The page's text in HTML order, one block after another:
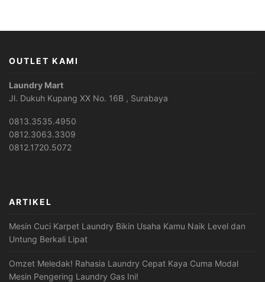
OUTLET KAMI
Laundry Mart
Jl. Dukuh Kupang XX No. 16B , Surabaya
0813.3535.4950
0812.3063.3309
0812.1720.5072
ARTIKEL
Mesin Cuci Karpet Laundry Bikin Usaha Kamu Naik Level dan
Untung Berkali Lipat
Omzet Meledak! Rahasia Laundry Cepat Kaya Cuma Modal
Mesin Pengering Laundry Gas Ini!